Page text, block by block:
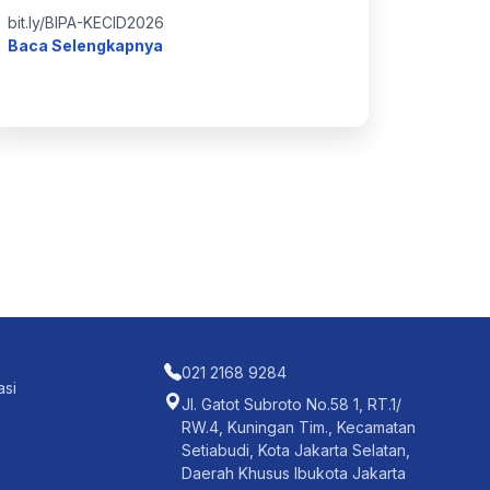
bit.ly/BIPA-KECID2026
Baca Selengkapnya
021 2168 9284
Jl. Gatot Subroto No.58 1, RT.1/
RW.4, Kuningan Tim., Kecamatan
Setiabudi, Kota Jakarta Selatan,
Daerah Khusus Ibukota Jakarta